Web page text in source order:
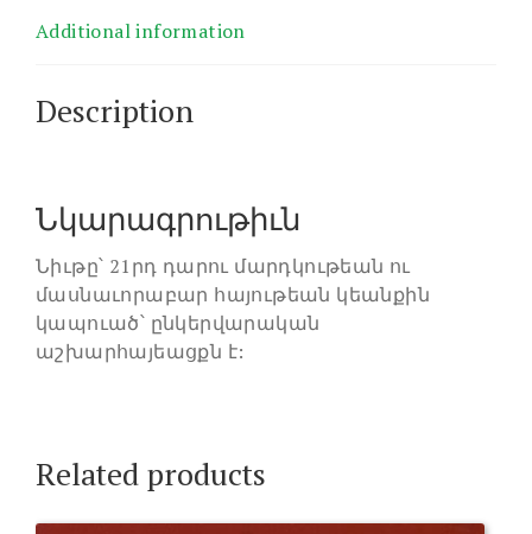
Additional information
Description
Նկարագրութիւն
Նիւթը՝ 21րդ դարու մարդկութեան ու
մասնաւորաբար հայութեան կեանքին
կապուած՝ ընկերվարական
աշխարհայեացքն է:
Related products